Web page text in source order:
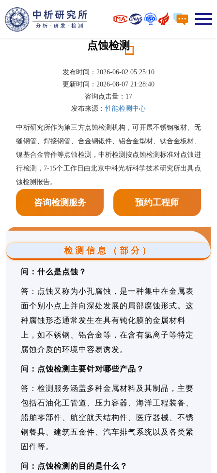
点蚀检测
发布时间：2026-06-02 05:25:10
更新时间：2026-08-07 21:28:40
咨询点击量： 17
发布来源：性能检测中心
中析研究所作为第三方点蚀检测机构，可开展不锈钢板材、无
缝钢管、焊接钢管、合金钢锻件、铝合金型材、钛合金板材、
镍基合金管件等点蚀检测，中析检测按点蚀检测标准对点蚀进
行检测，7-15个工作日由北京中科光析科学技术研究所出具点
蚀检测报告。
咨询检测服务 预约工程师
检测信息（部分）
问：什么是点蚀？
答：点蚀又称为小孔腐蚀，是一种集中在金属表
面个别小点上并向深处发展的局部腐蚀形式。这
种腐蚀形态通常发生在具有钝化膜的金属材料
上，如不锈钢、铝合金等，在含有氯离子等特定
腐蚀介质的环境中容易诱发。
问：点蚀检测主要针对哪些产品？
答：检测服务涵盖多种金属材料及其制品，主要
包括石油化工管道、压力容器、海洋工程装备、
船舶零部件、航空航天结构件、医疗器械、不锈
钢餐具、建筑五金件、汽车排气系统以及各类紧
固件等。
问：点蚀检测的目的是什么？